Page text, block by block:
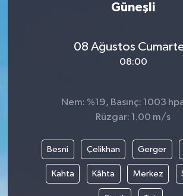
Güneşli
08 Ağustos
08:00
Nem: %19, Basınç: 1003
Rüzgar: 1.00 m/s
Besni Çelikhan Gerger
Kahta Kâhta Merkez